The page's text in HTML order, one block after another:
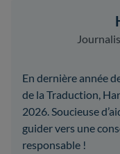
En dernière année
de la Traduction,
2026. Soucieuse
guider vers une
responsable !